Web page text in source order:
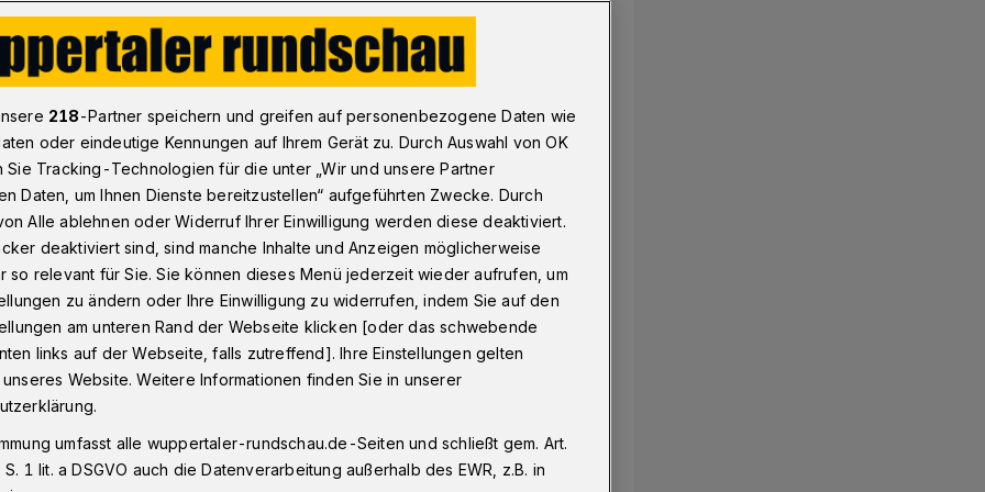
Offenes WLAN auf dem Bandwirkerplatz
auf dem
einheitlichen und
Wuppertal wird nun auch das
Auf dem Bandwirkerplatz steht
Internetzugang über öffentliche
(WSW) zur Verfügung.
218-Partner speichern und greifen auf personenbezogene Daten wie
oder eindeutige Kennungen auf Ihrem Gerät zu. Durch Auswahl von OK
Sie Tracking-Technologien für die unter „Wir und unsere Partner
Daten, um Ihnen Dienste bereitzustellen“ aufgeführten Zwecke. Durch
Alle ablehnen oder Widerruf Ihrer Einwilligung werden diese deaktiviert.
deaktiviert sind, sind manche Inhalte und Anzeigen möglicherweise
so relevant für Sie. Sie können dieses Menü jederzeit wieder aufrufen, um
zu ändern oder Ihre Einwilligung zu widerrufen, indem Sie auf den
am unteren Rand der Webseite klicken [oder das schwebende
links auf der Webseite, falls zutreffend]. Ihre Einstellungen gelten
Website. Weitere Informationen finden Sie in unserer
umfasst alle wuppertaler-rundschau.de-Seiten und schließt gem. Art.
1 lit. a DSGVO auch die Datenverarbeitung außerhalb des EWR, z.B. in